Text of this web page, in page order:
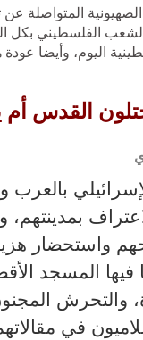
المتواصلة
الشعب الفلسطيني
اليوم، وأيضا
القدس أم
بالعرب
بمدينتهم،
واستحضار
المسجد
والتحرش
في